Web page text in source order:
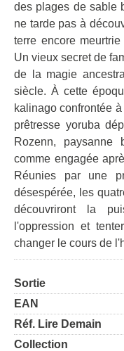
des plages de sable
ne tarde pas à
terre encore
Un vieux secret de
de la magie
siècle. À cette
kalinago confrontée
prêtresse yoruba
Rozenn, paysanne
comme engagée
Réunies par une
désespérée, les
découvriront la
l'oppression et
changer le cours de
Sortie
EAN
Réf. Lire Demain
Collection